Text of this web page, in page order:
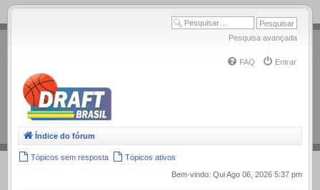
.
Pesquisa avançada
FAQ Entrar
Índice do fórum
Tópicos sem resposta
Tópicos ativos
Bem-vindo: Qui Ago 06, 2026 5:37 pm